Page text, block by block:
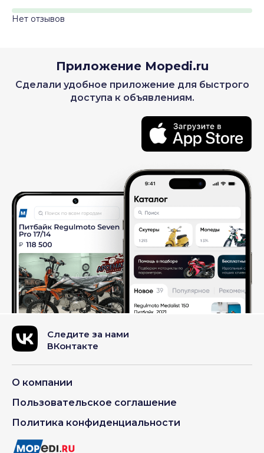
Нет отзывов
Приложение Mopedi.ru
Сделали удобное приложение для быстрого
доступа к объявлениям.
Следите за нами
ВКонтакте
О компании
Пользовательское соглашение
Политика конфиденциальности